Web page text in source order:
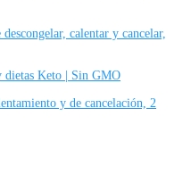
calentar y cancelar,
dietas Keto | Sin GMO
y de cancelación, 2